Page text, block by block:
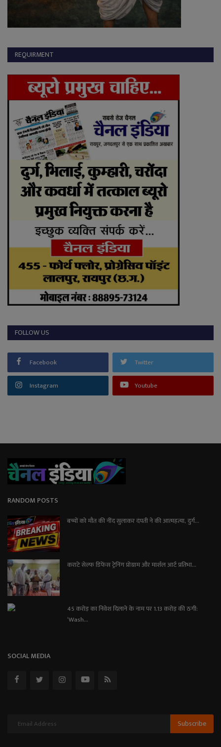
REQUIRMENT
FOLLOW US
Facebook Twitter
Instagram Youtube
RANDOM POSTS
बच्चों को मौत की नींद सुलाकर दंपती ने की आत्महत्या, दुर्ग...
कराटे सेल्फ डिफेंस ट्रेनिंग प्रोग्राम और मार्शल आर्ट प्रतिभा...
45 करोड़ का निवेश दिलाने के नाम पर 1.13 करोड़ की ठगी:
‘Wash...
SOCIAL MEDIA
Subscribe